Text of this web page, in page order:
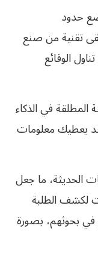
حدود
تقنية من صنع
الوقائع
في الذكاء
يعطيك معلومات
الحديثة، ما جعل
لكشف الطلبة
بحوثهم، بصورة